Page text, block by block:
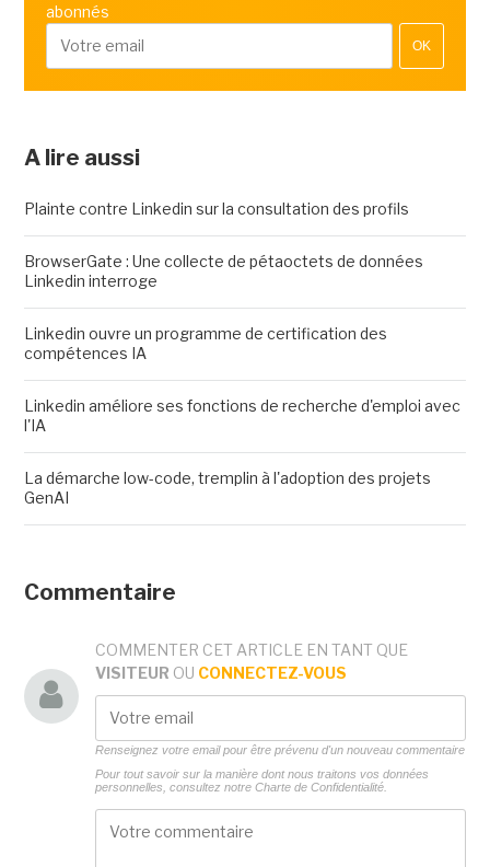
abonnés
OK
A lire aussi
Plainte contre Linkedin sur la consultation des profils
BrowserGate : Une collecte de pétaoctets de données
Linkedin interroge
Linkedin ouvre un programme de certification des
compétences IA
Linkedin améliore ses fonctions de recherche d'emploi avec
l'IA
La démarche low-code, tremplin à l'adoption des projets
GenAI
Commentaire
COMMENTER CET ARTICLE EN TANT QUE
VISITEUR OU CONNECTEZ-VOUS
Renseignez votre email pour être prévenu d'un nouveau commentaire
Pour tout savoir sur la manière dont nous traitons vos données
personnelles, consultez notre Charte de Confidentialité.